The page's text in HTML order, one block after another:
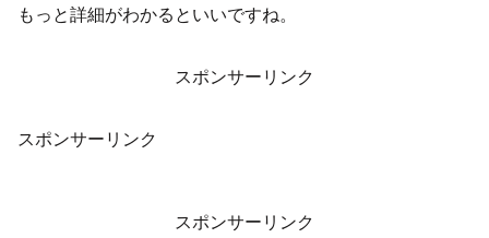
もっと詳細がわかるといいですね。
スポンサーリンク
スポンサーリンク
スポンサーリンク